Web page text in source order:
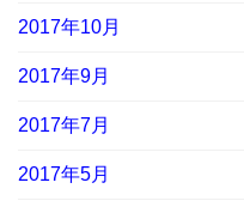
2017年10月
2017年9月
2017年7月
2017年5月